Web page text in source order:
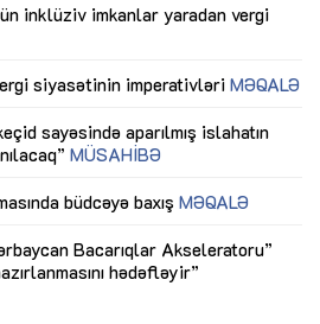
inklüziv imkanlar yaradan vergi
siyasətinin imperativləri MƏQALƏ
sayəsində aparılmış islahatın
MÜSAHİBƏ
büdcəyə baxış MƏQALƏ
Bacarıqlar Akseleratoru”
hədəfləyir”